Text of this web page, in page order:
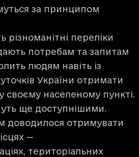
за принципом
переліки
потребам та запитам
людям навіть із
України отримати
своєму населеному пункті.
ще доступнішими.
доводилося отримувати
—
територіальних